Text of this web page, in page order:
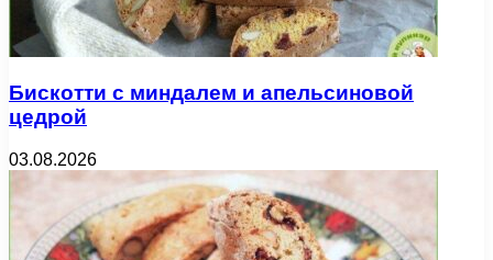
Бискотти с миндалем и апельсиновой
цедрой
03.08.2026